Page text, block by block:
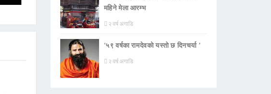
महिने मेला आरम्भ
२ वर्ष अगाडि
‘५९ वर्षका रामदेवकाे यस्ताे छ दिनचर्या ’
२ वर्ष अगाडि